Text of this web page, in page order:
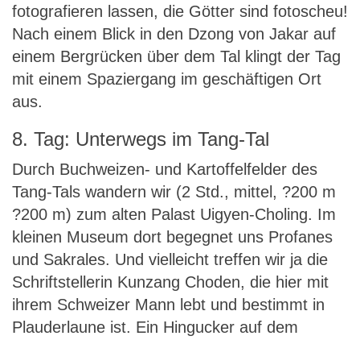
fotografieren lassen, die Götter sind fotoscheu!
Nach einem Blick in den Dzong von Jakar auf
einem Bergrücken über dem Tal klingt der Tag
mit einem Spaziergang im geschäftigen Ort
aus.
8. Tag: Unterwegs im Tang-Tal
Durch Buchweizen- und Kartoffelfelder des
Tang-Tals wandern wir (2 Std., mittel, ?200 m
?200 m) zum alten Palast Uigyen-Choling. Im
kleinen Museum dort begegnet uns Profanes
und Sakrales. Und vielleicht treffen wir ja die
Schriftstellerin Kunzang Choden, die hier mit
ihrem Schweizer Mann lebt und bestimmt in
Plauderlaune ist. Ein Hingucker auf dem